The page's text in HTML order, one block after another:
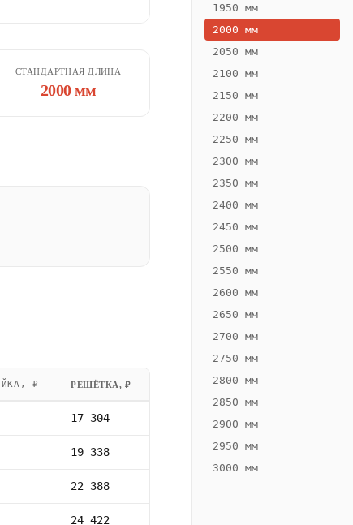
СТАНДАРТНАЯ ДЛИНА
2000 мм
₽ РЕШЁТКА, ₽
17 304
19 338
22 388
24 422
1950 мм
2000 мм
2050 мм
2100 мм
2150 мм
2200 мм
2250 мм
2300 мм
2350 мм
2400 мм
2450 мм
2500 мм
2550 мм
2600 мм
2650 мм
2700 мм
2750 мм
2800 мм
2850 мм
2900 мм
2950 мм
3000 мм